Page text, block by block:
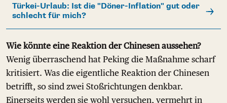
Türkei-Urlaub: Ist die "Döner-Inflation" gut oder
schlecht für mich?
Wie könnte eine Reaktion der Chinesen aussehen?
Wenig überraschend hat Peking die Maßnahme scharf
kritisiert. Was die eigentliche Reaktion der Chinesen
betrifft, so sind zwei Stoßrichtungen denkbar.
Einerseits werden sie wohl versuchen, vermehrt in